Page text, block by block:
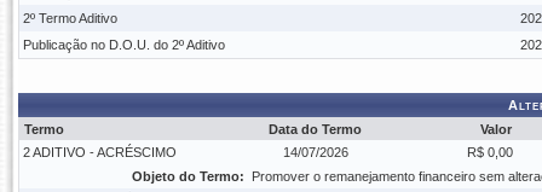
2º Termo Aditivo
Publicação no D.O.U. do 2º Aditivo
Termo
Data do Termo
Valor
2 ADITIVO - ACRÉSCIMO
14/07/2026
R$ 0,00
Objeto do Termo:
Promover o remanejamento financeiro sem